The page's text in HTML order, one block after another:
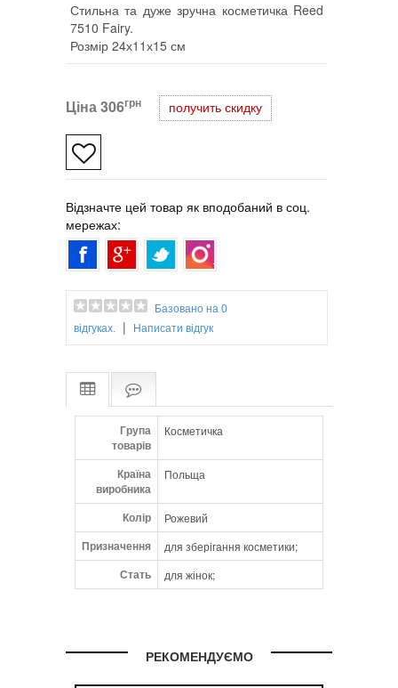
Стильна та дуже зручна косметичка Reed
7510 Fairy.
Розмір 24х11х15 см
Ціна306грн получить скидку
Відзначте цей товар як вподобаний в соц.
мережах:
Базовано на 0
відгуках.
| Написати відгук
Група
товарів
Косметичка
Країна
виробника
Польща
Колір Рожевий
Призначення для зберігання косметики;
Стать для жінок;
РЕКОМЕНДУЄМО